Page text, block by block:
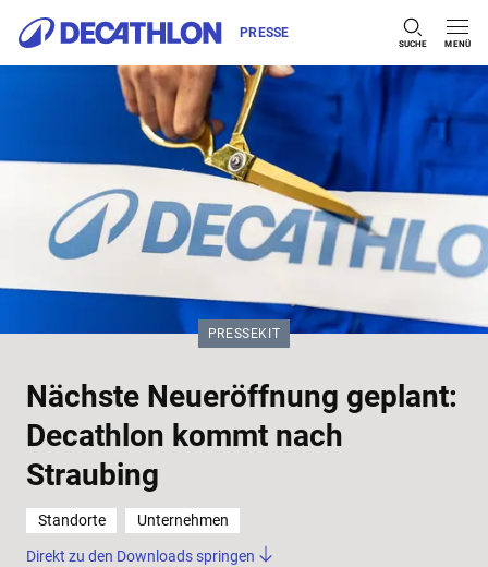
Zum Inhalt springen
PRESSE
SUCHE MENÜ
Nächste Neueröffnung geplant:
Decathlon kommt nach
Straubing
KATEGORIE:
PRESSEKIT
Standorte Unternehmen
Direkt zu den Downloads springen